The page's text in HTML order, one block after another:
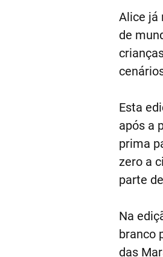
Alice já
de
Esta
após a
prima
zero a
parte
Na
branco
das